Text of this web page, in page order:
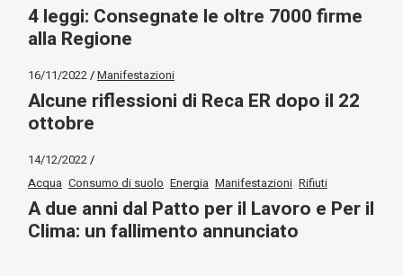
4 leggi: Consegnate le oltre 7000 firme
alla Regione
16/11/2022 Manifestazioni
Alcune riflessioni di Reca ER dopo il 22
ottobre
14/12/2022
Acqua Consumo di suolo Energia Manifestazioni Rifiuti
A due anni dal Patto per il Lavoro e Per il
Clima: un fallimento annunciato